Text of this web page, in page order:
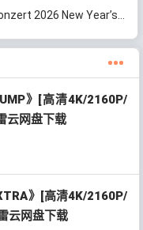
》[无损FLAC/MP3/1.95GB]百度云网盘下载
》[高清4K/2160P/
云网盘下载
》[高清4K/2160P/
云网盘下载